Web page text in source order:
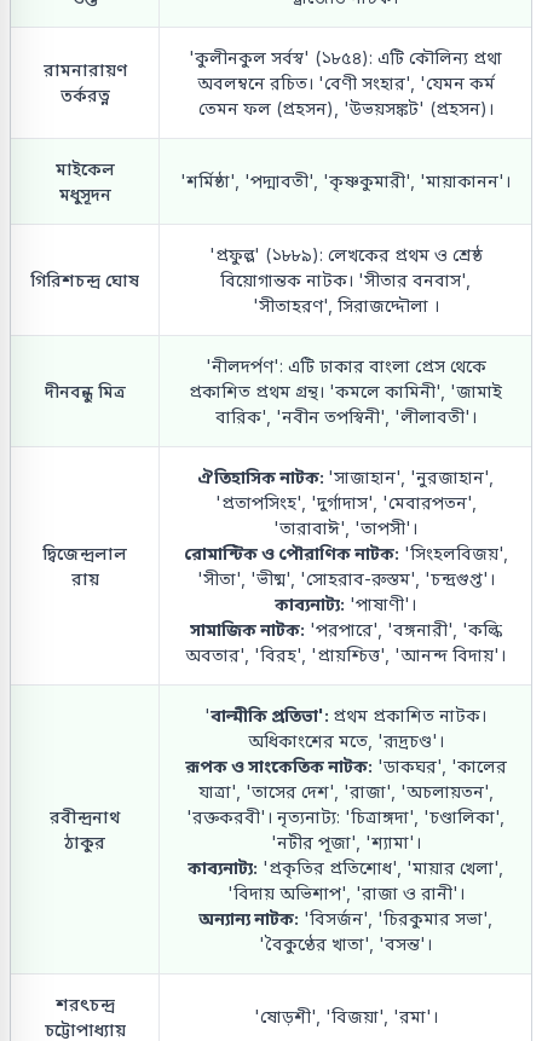
রামনারায়ণ
তর্করত্ন
'কুলীনকুল সর্বস্ব' (১৮৫৪): এটি কৌলিন্য প্রথা
অবলম্বনে রচিত। 'বেণী সংহার', 'যেমন কর্ম
তেমন ফল (প্রহসন), 'উভয়সঙ্কট' (প্রহসন)।
মাইকেল
মধুসূদন
'শর্মিষ্ঠা', 'পদ্মাবতী', 'কৃষ্ণকুমারী', 'মায়াকানন'।
গিরিশচন্দ্র ঘোষ
'প্রফুল্ল' (১৮৮৯): লেখকের প্রথম ও শ্রেষ্ঠ
বিয়োগান্তক নাটক। 'সীতার বনবাস',
'সীতাহরণ', সিরাজদ্দৌলা ।
দীনবন্ধু মিত্র
'নীলদর্পণ': এটি ঢাকার বাংলা প্রেস থেকে
প্রকাশিত প্রথম গ্রন্থ। 'কমলে কামিনী', 'জামাই
বারিক', 'নবীন তপস্বিনী', 'লীলাবতী'।
দ্বিজেন্দ্রলাল
রায়
ঐতিহাসিক নাটক: 'সাজাহান', 'নুরজাহান',
'প্রতাপসিংহ', 'দুর্গাদাস', 'মেবারপতন',
'তারাবাঈ', 'তাপসী'।
রোমান্টিক ও পৌরাণিক নাটক: 'সিংহলবিজয়',
'সীতা', 'ভীষ্ম', 'সোহরাব-রুস্তম', 'চন্দ্রগুপ্ত'।
কাব্যনাট্য: 'পাষাণী'।
সামাজিক নাটক: 'পরপারে', 'বঙ্গনারী', 'কল্কি
অবতার', 'বিরহ', 'প্রায়শ্চিত্ত', 'আনন্দ বিদায়'।
রবীন্দ্রনাথ
ঠাকুর
'বাল্মীকি প্রতিভা': প্রথম প্রকাশিত নাটক।
অধিকাংশের মতে, 'রূদ্রচণ্ড'।
রূপক ও সাংকেতিক নাটক: 'ডাকঘর', 'কালের
যাত্রা', 'তাসের দেশ', 'রাজা', 'অচলায়তন',
'রক্তকরবী'। নৃত্যনাট্য: 'চিত্রাঙ্গদা', 'চণ্ডালিকা',
'নটীর পূজা', 'শ্যামা'।
কাব্যনাট্য: 'প্রকৃতির প্রতিশোধ', 'মায়ার খেলা',
'বিদায় অভিশাপ', 'রাজা ও রানী'।
অন্যান্য নাটক: 'বিসর্জন', 'চিরকুমার সভা',
'বৈকুণ্ঠের খাতা', 'বসন্ত'।
শরৎচন্দ্র
চট্টোপাধ্যায়
'ষোড়শী', 'বিজয়া', 'রমা'।